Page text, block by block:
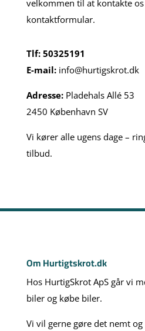
velkommen til at kontakte
kontaktformular.
Tlf: 50325191
E-mail:info@hurtigskrot.dk
Adresse: Pladehals Allé 53
2450 København SV
Vi kører alle ugens dage –
tilbud.
Om Hurtigtskrot.dk
Hos HurtigSkrot ApS går vi
biler og købe biler.
Vi vil gerne gøre det nemt